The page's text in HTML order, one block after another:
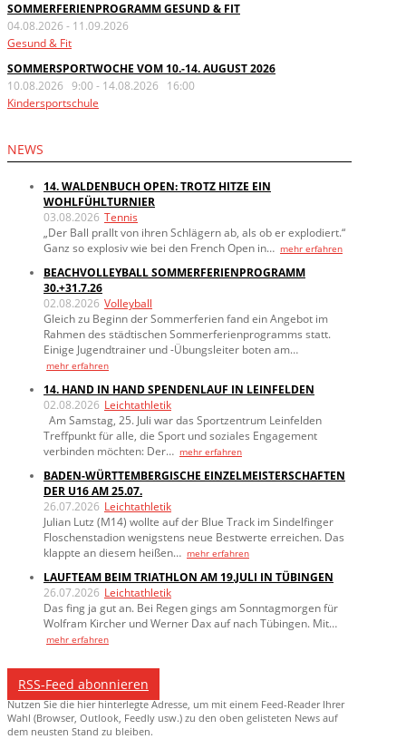
SOMMERFERIENPROGRAMM GESUND & FIT
04.08.2026 - 11.09.2026
Gesund & Fit
SOMMERSPORTWOCHE VOM 10.-14. AUGUST 2026
10.08.2026 9:00 - 14.08.2026 16:00
Kindersportschule
NEWS
14. WALDENBUCH OPEN: TROTZ HITZE EIN
WOHLFÜHLTURNIER
03.08.2026 Tennis
„Der Ball prallt von ihren Schlägern ab, als ob er explodiert.“
Ganz so explosiv wie bei den French Open in… mehr erfahren
BEACHVOLLEYBALL SOMMERFERIENPROGRAMM
30.+31.7.26
02.08.2026 Volleyball
Gleich zu Beginn der Sommerferien fand ein Angebot im
Rahmen des städtischen Sommerferienprogramms statt.
Einige Jugendtrainer und -Übungsleiter boten am…
mehr erfahren
14. HAND IN HAND SPENDENLAUF IN LEINFELDEN
02.08.2026 Leichtathletik
Am Samstag, 25. Juli war das Sportzentrum Leinfelden
Treffpunkt für alle, die Sport und soziales Engagement
verbinden möchten: Der… mehr erfahren
BADEN-WÜRTTEMBERGISCHE EINZELMEISTERSCHAFTEN
DER U16 AM 25.07.
26.07.2026 Leichtathletik
Julian Lutz (M14) wollte auf der Blue Track im Sindelfinger
Floschenstadion wenigstens neue Bestwerte erreichen. Das
klappte an diesem heißen… mehr erfahren
LAUFTEAM BEIM TRIATHLON AM 19.JULI IN TÜBINGEN
26.07.2026 Leichtathletik
Das fing ja gut an. Bei Regen gings am Sonntagmorgen für
Wolfram Kircher und Werner Dax auf nach Tübingen. Mit…
mehr erfahren
RSS-Feed abonnieren
Nutzen Sie die hier hinterlegte Adresse, um mit einem Feed-Reader Ihrer
Wahl (Browser, Outlook, Feedly usw.) zu den oben gelisteten News auf
dem neusten Stand zu bleiben.